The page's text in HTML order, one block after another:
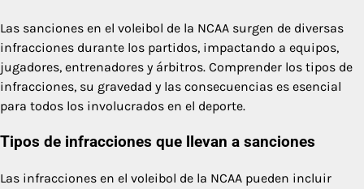
Las sanciones en el voleibol de la NCAA surgen de diversas
infracciones durante los partidos, impactando a equipos,
jugadores, entrenadores y árbitros. Comprender los tipos de
infracciones, su gravedad y las consecuencias es esencial
para todos los involucrados en el deporte.
Tipos de infracciones que llevan a sanciones
Las infracciones en el voleibol de la NCAA pueden incluir